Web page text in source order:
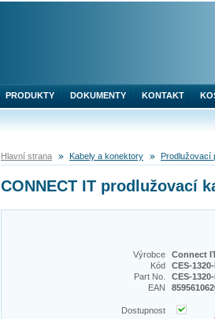
Hlavní strana Kabely a konektory Prodlužovací
CONNECT IT prodlužovací
Výrobce
Connect
Kód
CES-
Part No.
CES-
EAN
Dostupnost
PRODUKTY DOKUMENTY KONTAKT